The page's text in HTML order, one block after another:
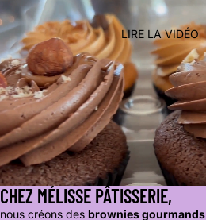
LIRE LA VIDÉO
CHEZ MÉLISSE PÂTISSERIE,
nous créons des brownies gourmands
Politique de remboursement